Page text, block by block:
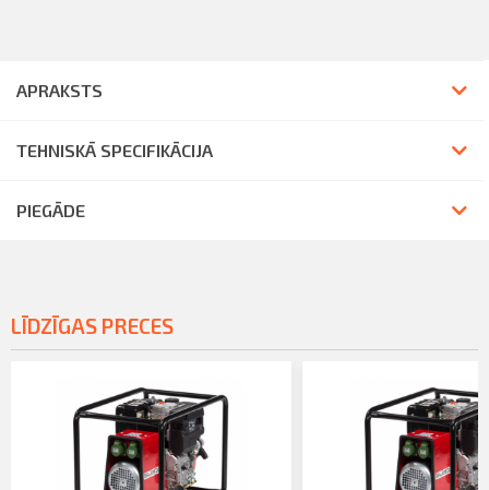
APRAKSTS
TEHNISKĀ SPECIFIKĀCIJA
PIEGĀDE
LĪDZĪGAS PRECES